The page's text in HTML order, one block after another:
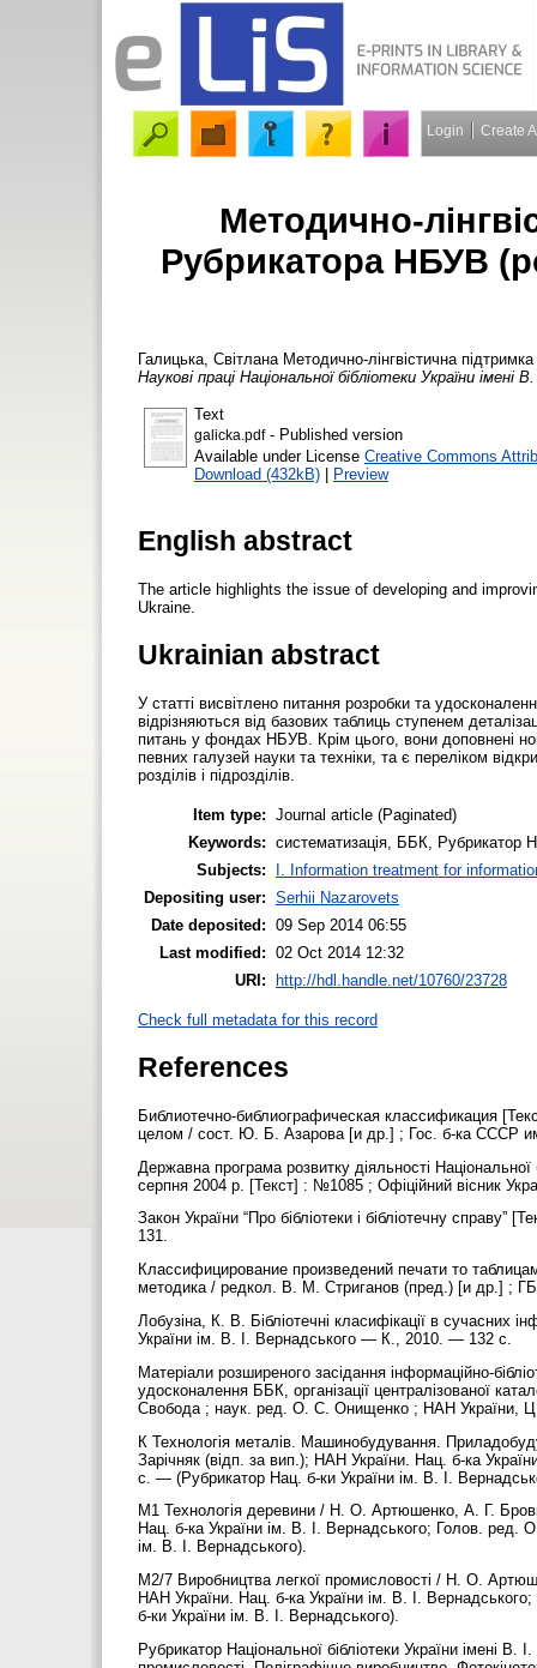
Login Create
Методично-
Рубрикатора НБУВ
Галицька, Світлана Методично-лінгвістична
Наукові праці Національної бібліотеки України імені
Text
galicka.pdf- Published version
Available under License Creative Commons
Download (432kB) | Preview
English abstract
The article highlights the issue of developing and
Ukraine.
Ukrainian abstract
У статті висвітлено питання розробки та
відрізняються від базових таблиць ступенем
питань у фондах НБУВ. Крім цього, вони доповнені
певних галузей науки та техніки, та є переліком
розділів і підрозділів.
Item type: Journal article (Paginated)
Keywords: систематизація, ББК,
Subjects:
I. Information treatment for
Depositing user: Serhii Nazarovets
Date deposited: 09 Sep 2014 06:55
Last modified: 02 Oct 2014 12:32
URI:
http://hdl.handle.net/10760/23728
Check full metadata for this record
References
Библиотечно-библиографическая классификация
целом / сост. Ю. Б. Азарова [и др.] ; Гос. б-ка
Державна програма розвитку діяльності
серпня 2004 р. [Текст] : №1085 ; Офіційний вісник
Закон України “Про бібліотеки і бібліотечну
131.
Классифицирование произведений печати то
методика / редкол. В. М. Стриганов (пред.) [и др.] ;
Лобузіна, К. В. Бібліотечні класифікації в сучасних
України ім. В. І. Вернадського — К., 2010. — 132 с.
Матеріали розширеного засідання інформаційно-
удосконалення ББК, організації централізованої
Свобода ; наук. ред. О. С. Онищенко ; НАН України,
К Технологія металів. Машинобудування.
Зарічняк (відп. за вип.); НАН України. Нац. б-ка
с. — (Рубрикатор Нац. б-ки України ім. В. І.
М1 Технологія деревини / Н. О. Артюшенко, А. Г.
Нац. б-ка України ім. В. І. Вернадського; Голов.
ім. В. І. Вернадського).
М2/7 Виробництва легкої промисловості / Н. О.
НАН України. Нац. б-ка України ім. В. І.
б-ки України ім. В. І. Вернадського).
Рубрикатор Національної бібліотеки України імені